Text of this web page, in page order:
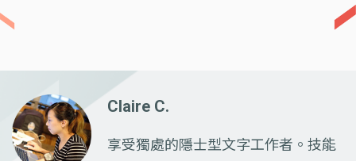
Claire C.
享受獨處的隱士型文字工作者。技能